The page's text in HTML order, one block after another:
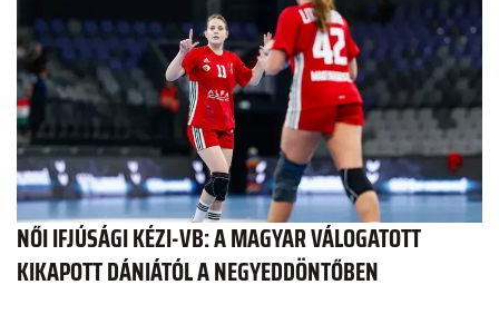
NŐI IFJÚSÁGI KÉZI-VB: A MAGYAR VÁLOGATOTT
KIKAPOTT DÁNIÁTÓL A NEGYEDDÖNTŐBEN